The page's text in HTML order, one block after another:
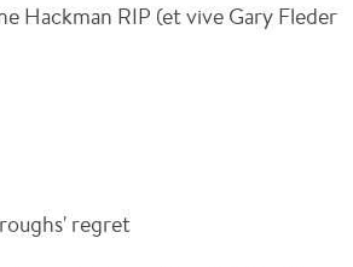
Hackman RIP (et vive Gary Fleder
regret